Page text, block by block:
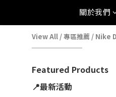
關於我們
View All /專區推薦 / Nike
Featured Products
📍最新活動